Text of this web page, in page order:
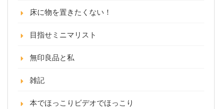
床に物を置きたくない！
目指せミニマリスト
無印良品と私
雑記
本でほっこりビデオでほっこり